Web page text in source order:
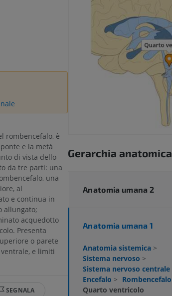
rombencefalo, è
e la metà
di vista dello
da tre parti: una
una
al
e continua in
allungato;
acquedotto
Presenta
o parete
e limiti
SEGNALA
Gerarchia anatomica
Anatomia umana 2
Anatomia umana 1
Anatomia sistemica >
Sistema nervoso >
Sistema nervoso centrale
Encefalo > Rombencefalo
Quarto ventricolo